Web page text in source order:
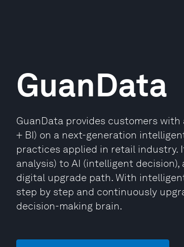
GuanData
GuanData provides customers
+ BI) on a next-generation
practices applied in retail industry.
analysis) to AI (intelligent
digital upgrade path. With
step by step and continuously
decision-making brain.